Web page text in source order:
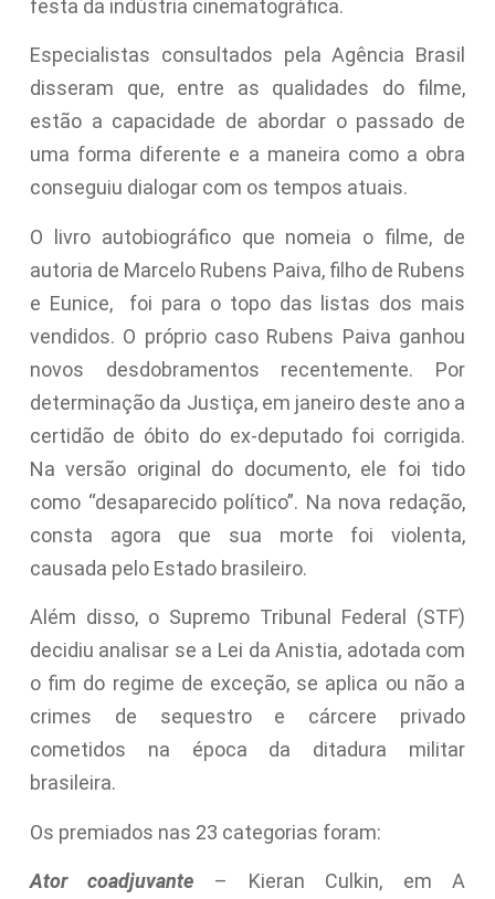
festa da indústria cinematográfica.
Especialistas consultados pela Agência Brasil
disseram que, entre as qualidades do filme,
estão a capacidade de abordar o passado de
uma forma diferente e a maneira como a obra
conseguiu dialogar com os tempos atuais.
O livro autobiográfico que nomeia o filme, de
autoria de Marcelo Rubens Paiva, filho de Rubens
e Eunice, foi para o topo das listas dos mais
vendidos. O próprio caso Rubens Paiva ganhou
novos desdobramentos recentemente. Por
determinação da Justiça, em janeiro deste ano a
certidão de óbito do ex-deputado foi corrigida.
Na versão original do documento, ele foi tido
como “desaparecido político”. Na nova redação,
consta agora que sua morte foi violenta,
causada pelo Estado brasileiro.
Além disso, o Supremo Tribunal Federal (STF)
decidiu analisar se a Lei da Anistia, adotada com
o fim do regime de exceção, se aplica ou não a
crimes de sequestro e cárcere privado
cometidos na época da ditadura militar
brasileira.
Os premiados nas 23 categorias foram:
Ator coadjuvante – Kieran Culkin, em A